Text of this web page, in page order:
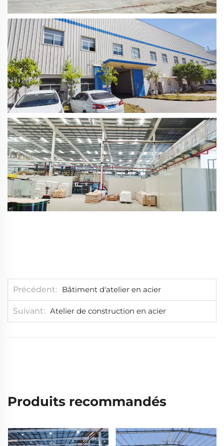
Précédent Bâtiment d'atelier en acier
Suivant Atelier de construction en acier
Produits recommandés